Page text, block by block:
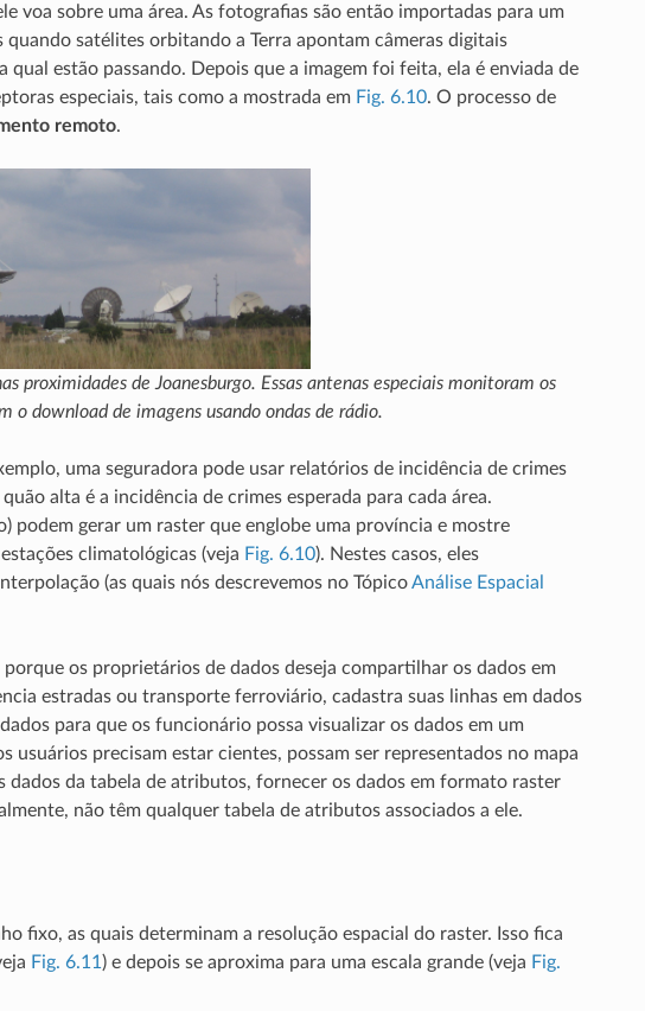
voa sobre uma área. As fotografias são então importadas para um
satélites orbitando a Terra apontam câmeras digitais
qual estão passando. Depois que a imagem foi feita, ela é enviada de
especiais, tais como a mostrada em Fig. 6.10. O processo de
remoto.
proximidades de Joanesburgo. Essas antenas especiais monitoram os
o download de imagens usando ondas de rádio.
uma seguradora pode usar relatórios de incidência de crimes
alta é a incidência de crimes esperada para cada área.
podem gerar um raster que englobe uma província e mostre
climatológicas (veja Fig. 6.10). Nestes casos, eles
(as quais nós descrevemos no TópicoAnálise Espacial
os proprietários de dados deseja compartilhar os dados em
estradas ou transporte ferroviário, cadastra suas linhas em dados
para que os funcionário possa visualizar os dados em um
precisam estar cientes, possam ser representados no mapa
da tabela de atributos, fornecer os dados em formato raster
não têm qualquer tabela de atributos associados a ele.
fixo, as quais determinam a resolução espacial do raster. Isso fica
Fig. 6.11 ) e depois se aproxima para uma escala grande (veja Fig.